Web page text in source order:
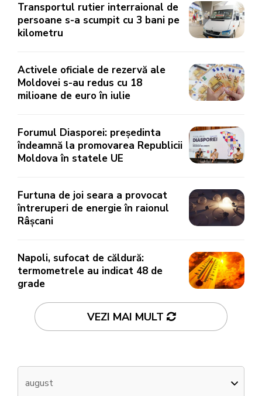
Transportul rutier interraional de
persoane s-a scumpit cu 3 bani pe
kilometru
Activele oficiale de rezervă ale
Moldovei s-au redus cu 18
milioane de euro în iulie
Forumul Diasporei: președinta
îndeamnă la promovarea Republicii
Moldova în statele UE
Furtuna de joi seara a provocat
întreruperi de energie în raionul
Râșcani
Napoli, sufocat de căldură:
termometrele au indicat 48 de
grade
VEZI MAI MULT